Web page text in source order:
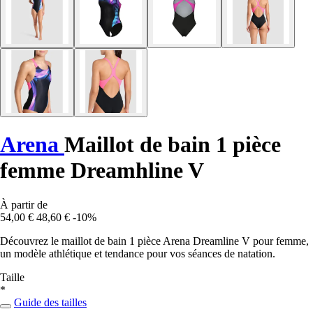
Arena Maillot de bain 1 pièce
femme Dreamhline V
À partir de
54,00 € 48,60 € -10%
Découvrez le maillot de bain 1 pièce Arena Dreamline V pour femme,
un modèle athlétique et tendance pour vos séances de natation.
Taille
*
Guide des tailles